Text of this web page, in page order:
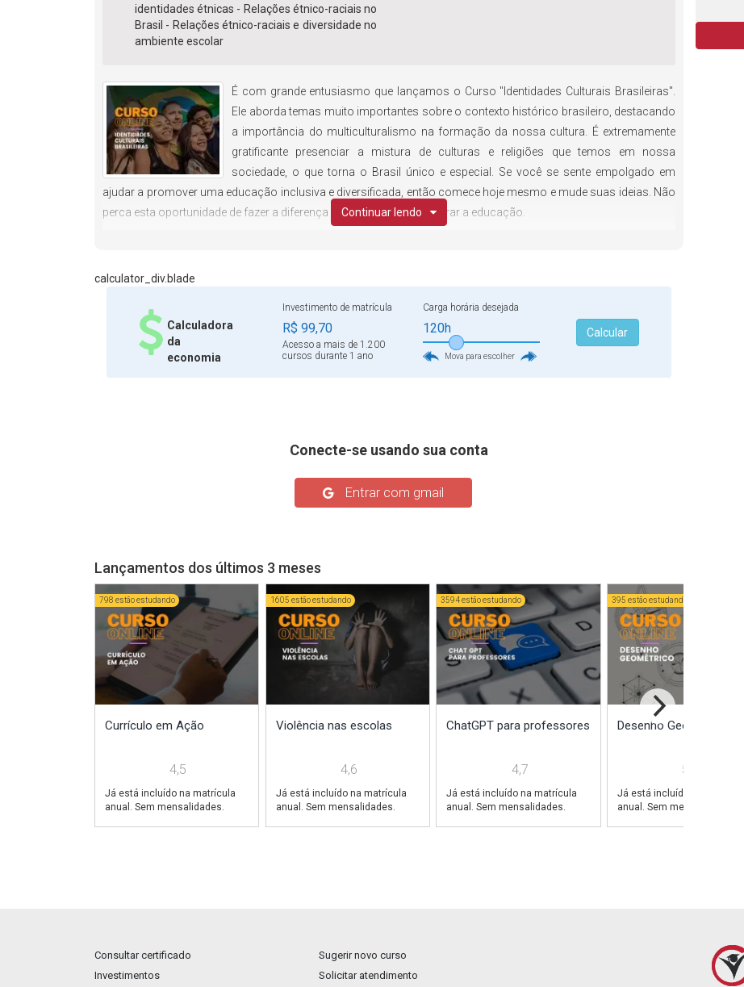
identidades étnicas - Relações étnico-raciais no
Brasil - Relações étnico-raciais e diversidade no
ambiente escolar
É com grande entusiasmo que lançamos o Curso "Identidades Culturais Brasileiras".
Ele aborda temas muito importantes sobre o contexto histórico brasileiro, destacando
a importância do multiculturalismo na formação da nossa cultura. É extremamente
gratificante presenciar a mistura de culturas e religiões que temos em nossa
sociedade, o que torna o Brasil único e especial. Se você se sente empolgado em
ajudar a promover uma educação inclusiva e diversificada, então comece hoje mesmo e mude suas ideias. Não
perca esta oportunidade de fazer a diferença e trabalhar para melhorar a educação.
Continuar lendo
calculator_div.blade
Calculadora
da
economia
Investimento de matrícula
R$ 99,70
Acesso a mais de 1.200
cursos durante 1 ano
Carga horária desejada
120h
Mova para escolher
Calcular
Conecte-se usando sua conta
Entrar com gmail
Lançamentos dos últimos 3 meses
798 estão estudando
Currículo em Ação
4,5
Já está incluído na matrícula
anual. Sem mensalidades.
1605 estão estudando
Violência nas escolas
4,6
Já está incluído na matrícula
anual. Sem mensalidades.
3594 estão estudando
ChatGPT para professores
4,7
Já está incluído na matrícula
anual. Sem mensalidades.
395 estão estudando
Desenho Geométrico
5,0
Já está incluído na matrícula
anual. Sem mensalidades.
Consultar certificado
Sugerir novo curso
Investimentos
Solicitar atendimento